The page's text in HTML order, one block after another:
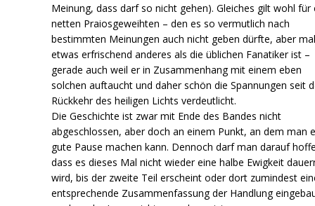
Meinung, dass darf so nicht gehen). Gleiches gilt wohl für
netten Praiosgeweihten – den es so vermutlich nach
bestimmten Meinungen auch nicht geben dürfte, aber
etwas erfrischend anderes als die üblichen Fanatiker ist –
gerade auch weil er in Zusammenhang mit einem eben
solchen auftaucht und daher schön die Spannungen seit
Rückkehr des heiligen Lichts verdeutlicht.
Die Geschichte ist zwar mit Ende des Bandes nicht
abgeschlossen, aber doch an einem Punkt, an dem man
gute Pause machen kann. Dennoch darf man darauf
dass es dieses Mal nicht wieder eine halbe Ewigkeit
wird, bis der zweite Teil erscheint oder dort zumindest
entsprechende Zusammenfassung der Handlung